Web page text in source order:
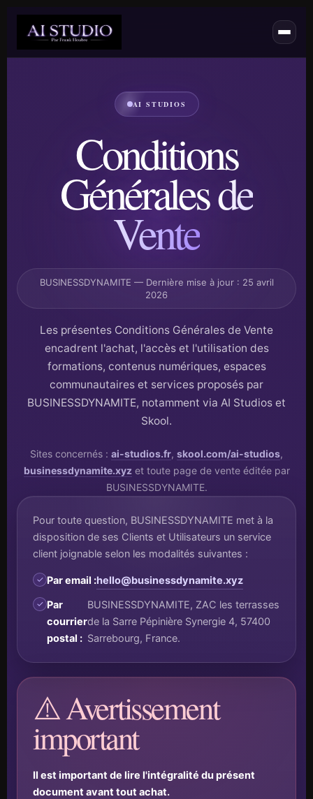
AI STUDIOS
Conditions
Généralesde
Vente
BUSINESSDYNAMITE — Dernière mise à jour : 25 avril
2026
Les présentes Conditions Générales de Vente
encadrent l'achat, l'accès et l'utilisation des
formations, contenus numériques, espaces
communautaires et services proposés par
BUSINESSDYNAMITE, notamment via AI Studios et
Skool.
Sites concernés : ai-studios.fr, skool.com/ai-studios,
businessdynamite.xyz et toute page de vente éditée par
BUSINESSDYNAMITE.
Pour toute question, BUSINESSDYNAMITE met à la
disposition de ses Clients et Utilisateurs un service
client joignable selon les modalités suivantes :
Par email :hello@businessdynamite.xyz
Par
courrier
postal :
BUSINESSDYNAMITE, ZAC les terrasses
de la Sarre Pépinière Synergie 4, 57400
Sarrebourg, France.
⚠️ Avertissement
important
Il est important de lire l'intégralité du présent
document avant tout achat.